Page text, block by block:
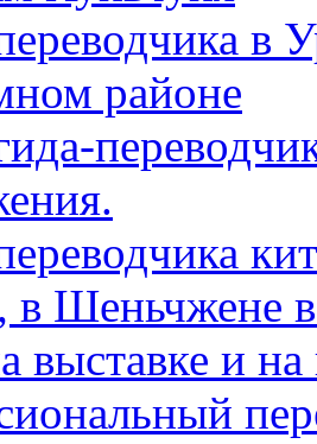
в
районе
в Шеньчжене
выставке и